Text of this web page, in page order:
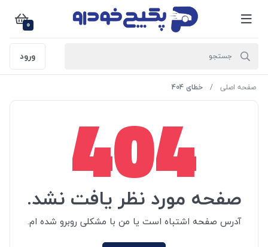
0
ورود
صفحه اصلی خطای 404
404
صفحه مورد نظر یافت نشد.
آدرس صفحه اشتباه است یا من با مشکلی روبرو شده ام.